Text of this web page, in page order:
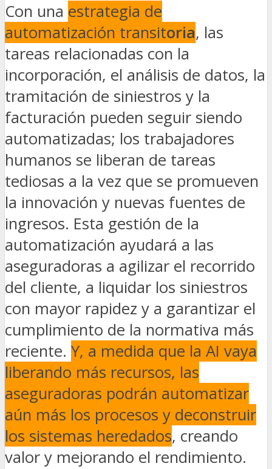
Con una estrategia de
automatización transitoria, las
tareas relacionadas con la
incorporación, el análisis de datos, la
tramitación de siniestros y la
facturación pueden seguir siendo
automatizadas; los trabajadores
humanos se liberan de tareas
tediosas a la vez que se promueven
la innovación y nuevas fuentes de
ingresos. Esta gestión de la
automatización ayudará a las
aseguradoras a agilizar el recorrido
del cliente, a liquidar los siniestros
con mayor rapidez y a garantizar el
cumplimiento de la normativa más
reciente. Y, a medida que la AI vaya
liberando más recursos, las
aseguradoras podrán automatizar
aún más los procesos y deconstruir
los sistemas heredados, creando
valor y mejorando el rendimiento.